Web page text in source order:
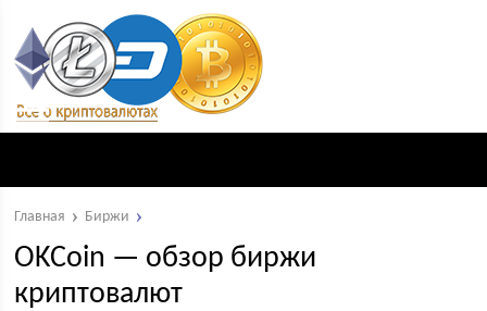
Главная Биржи
OKCoin — обзор биржи
криптовалют